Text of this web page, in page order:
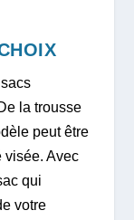
la trousse
peut être
visée. Avec
qui
votre